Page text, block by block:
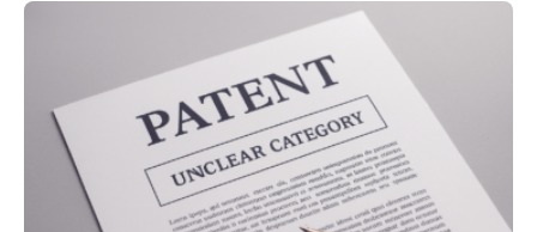
Rückenschmerzen denken und welche Erfahrungen sie
damit gemacht haben, kann entscheidend
beeinflussen, wie Schmerzen verlaufen und welche
Therapien wirken. Diese individuellen Überzeugungen
stehen im Mittelpunkt einer aktuellen Studie der
Hochschule Bochum. Im Rahmen des
Promotionsprojekts „BACKCamPAIN“ führt die
Doktorandin Deborah Jost (Hochschule Bochum,